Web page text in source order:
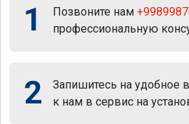
1 Позвоните нам
профессиональную
2
Запишитесь на удобное
к нам в сервис на